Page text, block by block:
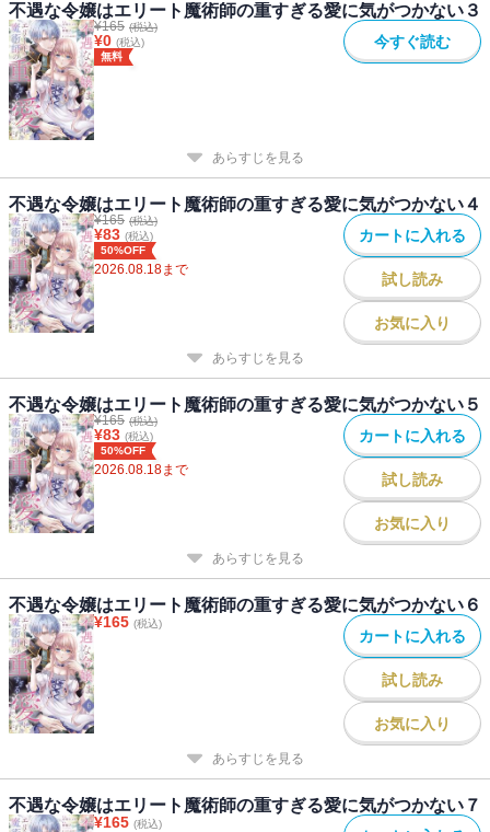
不遇な令嬢はエリート魔術師の重すぎる愛に気がつかない３
¥165 (税込)
¥0 (税込)
無料
今すぐ読む
あらすじを見る
不遇な令嬢はエリート魔術師の重すぎる愛に気がつかない４
¥165 (税込)
¥83 (税込)
50%OFF
2026.08.18まで
カートに入れる
試し読み
お気に入り
あらすじを見る
不遇な令嬢はエリート魔術師の重すぎる愛に気がつかない５
¥165 (税込)
¥83 (税込)
50%OFF
2026.08.18まで
カートに入れる
試し読み
お気に入り
あらすじを見る
不遇な令嬢はエリート魔術師の重すぎる愛に気がつかない６
¥165 (税込)
カートに入れる
試し読み
お気に入り
あらすじを見る
不遇な令嬢はエリート魔術師の重すぎる愛に気がつかない７
¥165 (税込)